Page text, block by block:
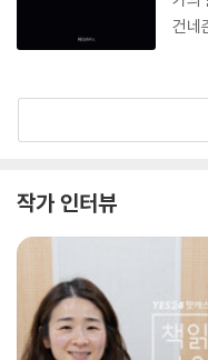
건네
민
가
혜를
주
하
작가 인터뷰